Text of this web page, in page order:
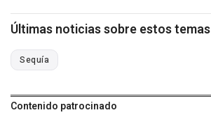
Últimas noticias sobre estos temas
Sequía
Contenido patrocinado